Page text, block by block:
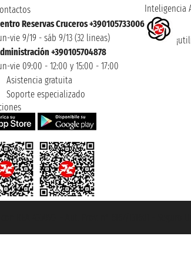
Reservas Cruceros +390105733006
vie 9/19 - sáb 9/13 (32 lineas)
+390105704878
vie 09:00 - 12:00 y 15:00 - 17:00
Asistencia gratuita
Soporte especializado
Inteligencia